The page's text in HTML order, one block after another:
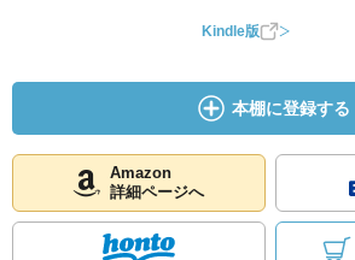
Kindle版
本棚に登録する
Amazon
詳細ページへ